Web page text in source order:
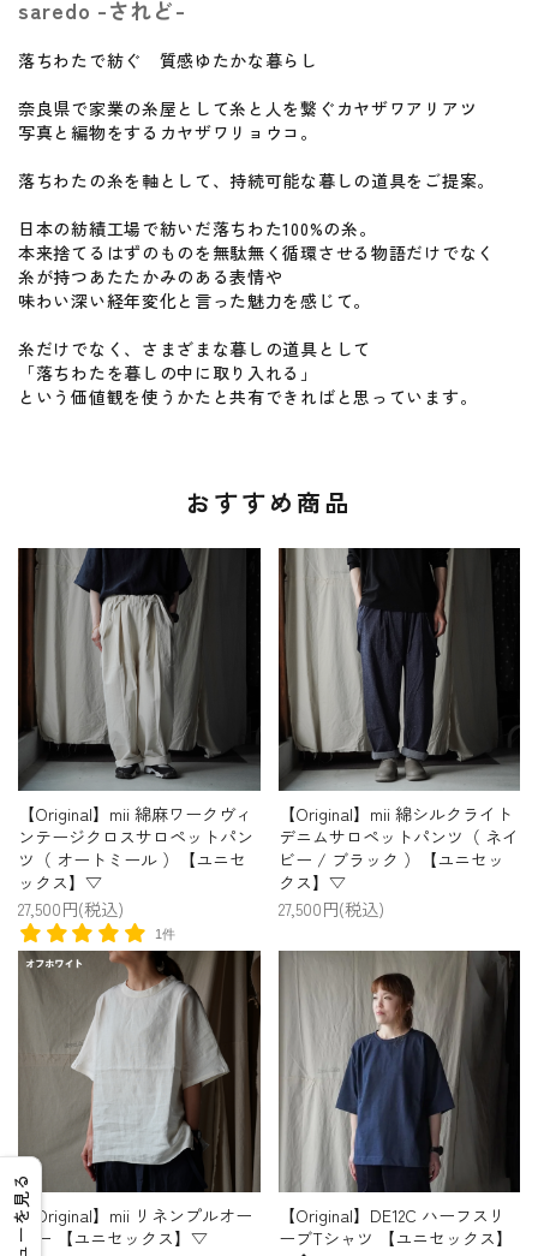
saredo -されど-
落ちわたで紡ぐ 質感ゆたかな暮らし
奈良県で家業の糸屋として糸と人を繋ぐカヤザワアリアツ
写真と編物をするカヤザワリョウコ。
落ちわたの糸を軸として、持続可能な暮しの道具をご提案。
日本の紡績工場で紡いだ落ちわた100%の糸。
本来捨てるはずのものを無駄無く循環させる物語だけでなく
糸が持つあたたかみのある表情や
味わい深い経年変化と言った魅力を感じて。
糸だけでなく、さまざまな暮しの道具として
「落ちわたを暮しの中に取り入れる」
という価値観を使うかたと共有できればと思っています。
おすすめ商品
【Original】mii 綿麻ワークヴィ
ンテージクロスサロペットパン
ツ（ オートミール ）【ユニセ
ックス】▽
27,500円(税込)
1件
【Original】mii 綿シルクライト
デニムサロペットパンツ（ ネイ
ビー / ブラック ）【ユニセッ
クス】▽
27,500円(税込)
【Original】mii リネンプルオー
バー 【ユニセックス】▽
【Original】DE12C ハーフスリ
ーブTシャツ 【ユニセックス】